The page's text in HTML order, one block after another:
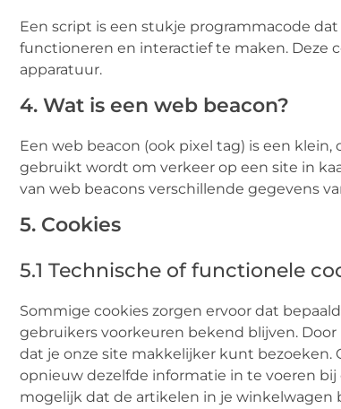
Een script is een stukje programmacode
functioneren en interactief te maken. Deze
apparatuur.
4. Wat is een web beacon?
Een web beacon (ook pixel tag) is een
gebruikt wordt om verkeer op een site in
van web beacons verschillende gegevens
5. Cookies
5.1 Technische of functionele
Sommige cookies zorgen ervoor dat
gebruikers voorkeuren bekend blijven.
dat je onze site makkelijker kunt bezoeken.
opnieuw dezelfde informatie in te voeren
mogelijk dat de artikelen in je winkelwagen